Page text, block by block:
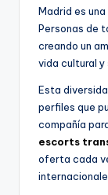
Madrid es
Personas de
creando un
vida cultural y
Esta
perfiles que
compañía
escorts
oferta cada